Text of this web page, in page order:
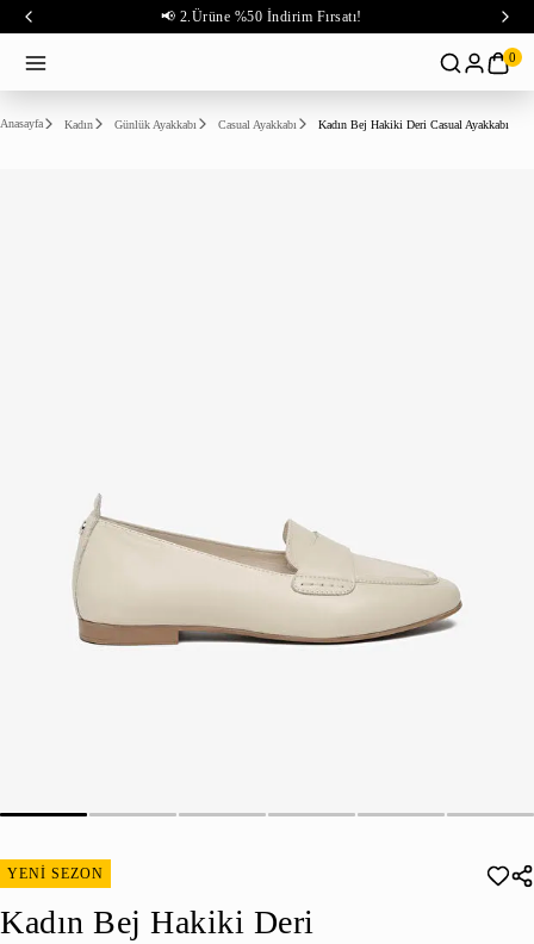
📢 2.Ürüne %50 İndirim Fırsatı!
0
Anasayfa Kadın Günlük Ayakkabı Casual Ayakkabı Kadın Bej Hakiki Deri Casual Ayakkabı
YENİ SEZON
Kadın Bej Hakiki Deri